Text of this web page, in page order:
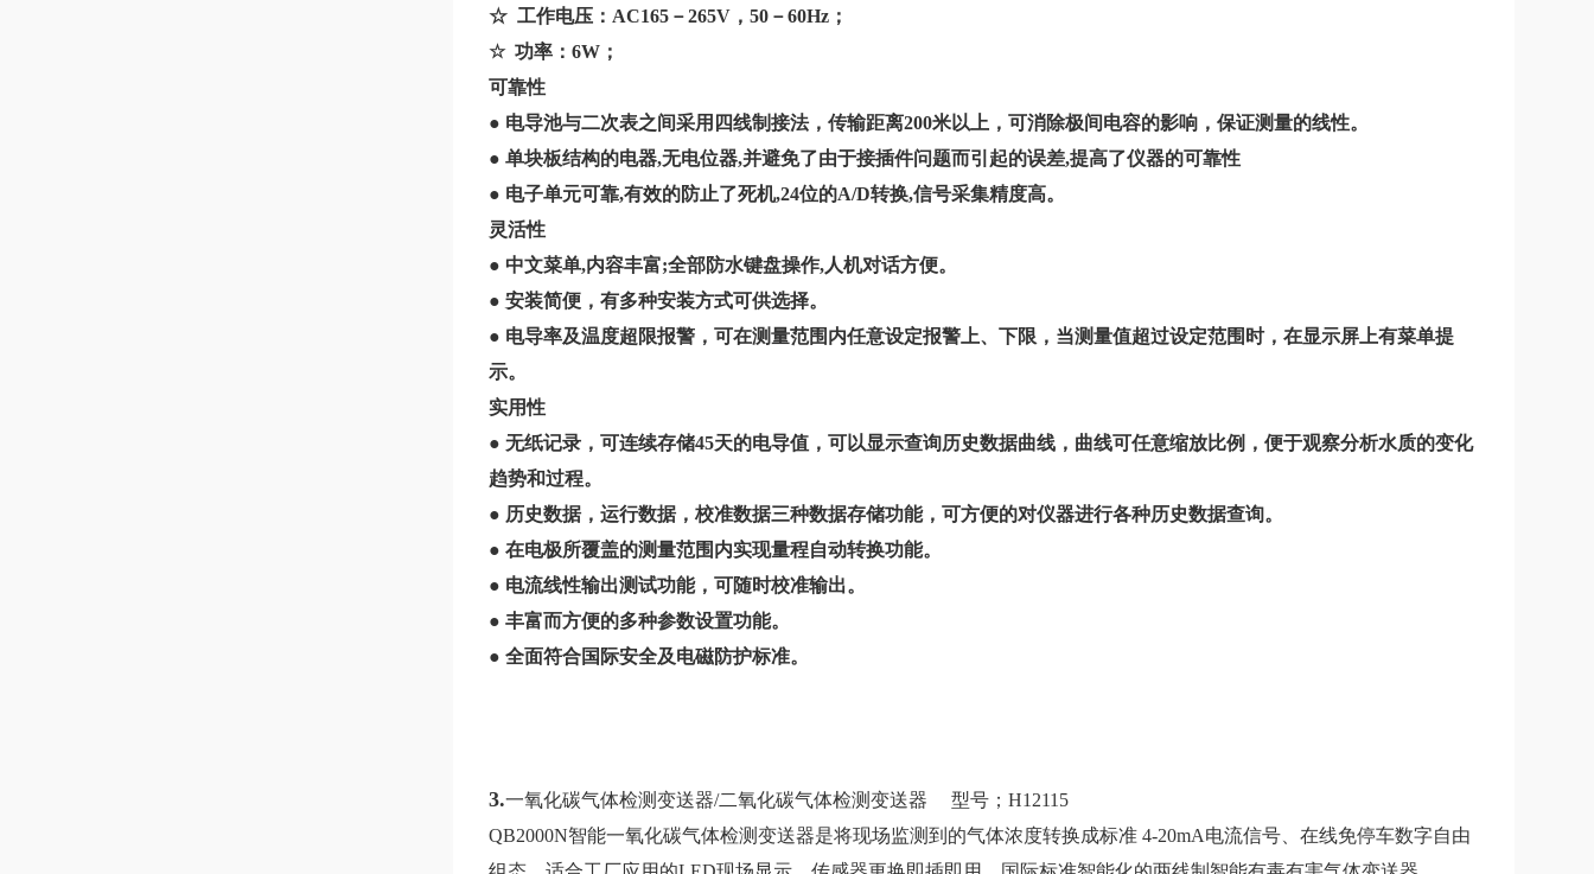
☆ 工作电压：AC165－265V，50－60Hz；
☆ 功率：6W；
可靠性
● 电导池与二次表之间采用四线制接法，传输距离200米以上，可消除极间电容的影响，保证测量的线性。
● 单块板结构的电器,无电位器,并避免了由于接插件问题而引起的误差,提高了仪器的可靠性
● 电子单元可靠,有效的防止了死机,24位的A/D转换,信号采集精度高。
灵活性
● 中文菜单,内容丰富;全部防水键盘操作,人机对话方便。
● 安装简便，有多种安装方式可供选择。
● 电导率及温度超限报警，可在测量范围内任意设定报警上、下限，当测量值超过设定范围时，在显示屏上有菜单提
示。
实用性
● 无纸记录，可连续存储45天的电导值，可以显示查询历史数据曲线，曲线可任意缩放比例，便于观察分析水质的变化
趋势和过程。
● 历史数据，运行数据，校准数据三种数据存储功能，可方便的对仪器进行各种历史数据查询。
● 在电极所覆盖的测量范围内实现量程自动转换功能。
● 电流线性输出测试功能，可随时校准输出。
● 丰富而方便的多种参数设置功能。
● 全面符合国际安全及电磁防护标准。
3.一氧化碳气体检测变送器/二氧化碳气体检测变送器 型号；H12115
QB2000N智能一氧化碳气体检测变送器是将现场监测到的气体浓度转换成标准 4-20mA电流信号、在线免停车数字自由